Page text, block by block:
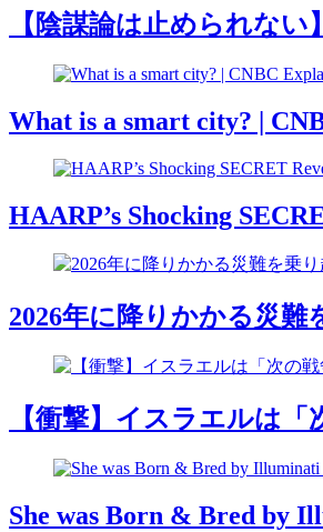
【陰謀論は止められな
What is a smart city? |
HAARP’s Shocking
2026年に降りかかる災難
【衝撃】イスラエルは
She was Born & Bred by